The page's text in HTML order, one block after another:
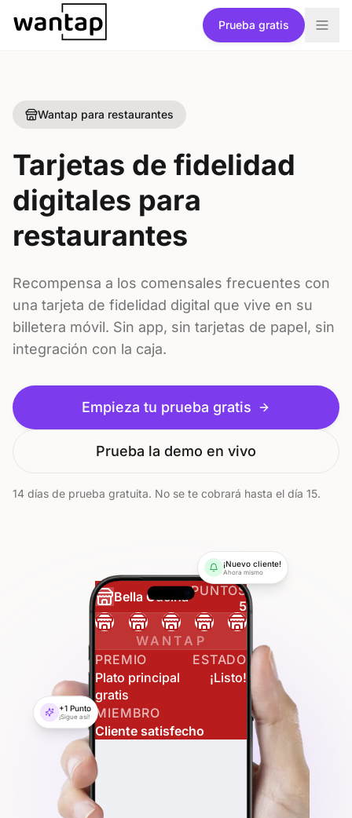
Ir al contenido
Prueba gratis
Wantap para restaurantes
Tarjetas de fidelidad
digitales para
restaurantes
Recompensa a los comensales frecuentes con
una tarjeta de fidelidad digital que vive en su
billetera móvil. Sin app, sin tarjetas de papel, sin
integración con la caja.
Empieza tu prueba gratis
Prueba la demo en vivo
14 días de prueba gratuita. No se te cobrará hasta el día 15.
Bella CucinaPUNTOS
5
WANTAP
PREMIO
Plato principal
gratis
ESTADO
¡Listo!
MIEMBRO
Cliente satisfecho
¡Nuevo cliente!
Ahora mismo
+1 Punto
¡Sigue así!